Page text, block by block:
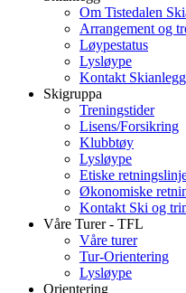
Om Tistedalen
Arrangement og
Løypestatus
Lysløype
Kontakt Skianlegg
Skigruppa
Treningstider
Lisens/Forsikring
Klubbtøy
Lysløype
Etiske
Økonomiske
Kontakt Ski og
Våre Turer - TFL
Våre turer
Tur-Orientering
Lysløype
Orientering